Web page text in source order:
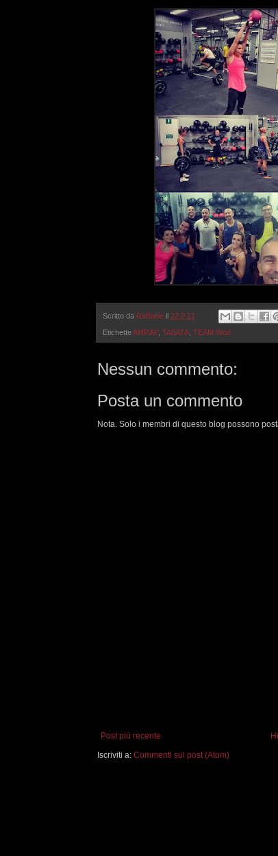
Scritto da Raffaele il 22.9.21
EtichetteAMRAP, TABATA TEAM Wod
Nessun commento:
Posta un commento
Nota. Solo i membri di questo blog possono
Post più recente
Iscriviti a: Commenti sul post (Atom)